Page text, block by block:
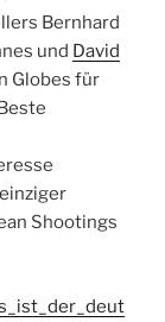
Bernhard
und David
Globes für
Shootings